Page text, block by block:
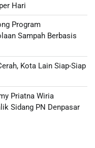
Hari
Program
Sampah Berbasis
Kota Lain Siap-Siap
Priatna Wiria
Sidang PN Denpasar